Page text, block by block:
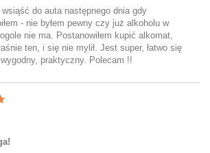
wsiąść do auta następnego dnia gdy
- nie byłem pewny czy już alkoholu w
nie ma. Postanowiłem kupić alkomat,
ten, i się nie mylił. Jest super, łatwo się
wygodny, praktyczny. Polecam !!